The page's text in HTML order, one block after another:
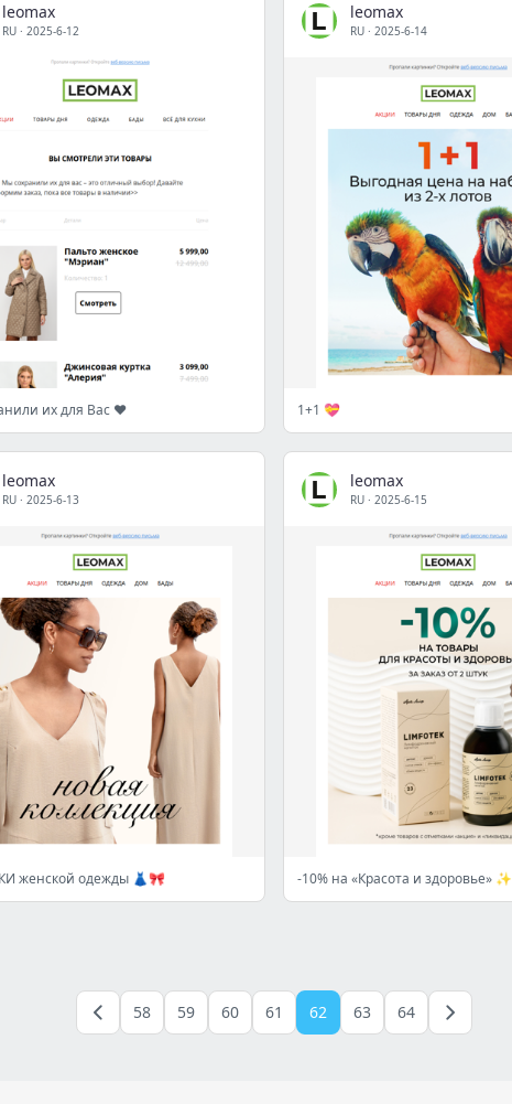
leomax
RU · 2025-6-12
их для Вас ❤️
leomax
RU · 2025-6-14
1+1 💝
leomax
RU · 2025-6-13
женской одежды 👗🎀
leomax
RU · 2025-6-15
-10% на «Красота и здоровье» ✨
58 59 60 61 62 63 64